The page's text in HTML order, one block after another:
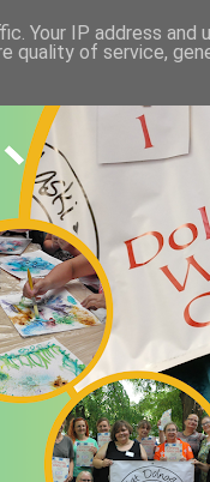
Your IP address and
quality of service,